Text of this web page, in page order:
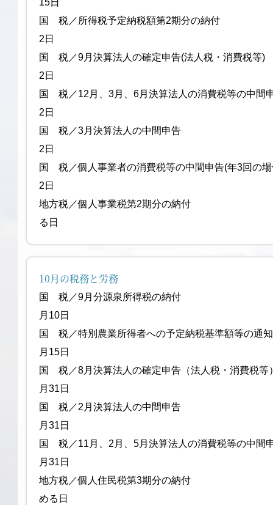
15日
国 税／所得税予定納税額第2
2日
国 税／9月決算法人の確定申告(法
2日
国 税／12月、3月、6月決算法人の消費税等の
2日
国 税／3月決算法人の
2日
国 税／個人事業者の消費税等の中間
2日
地方税／個人事業税第2期分の納付 都
る日
10月の税務と労務
国 税／9月分源泉所得
月10日
国 税／特別農業所得者への予定納
月15日
国 税／8月決算法人の確定申告（法
月31日
国 税／2月決算法人
月31日
国 税／11月、2月、5月決算法人の消費税等の
月31日
地方税／個人住民税第3期分の納付
める日